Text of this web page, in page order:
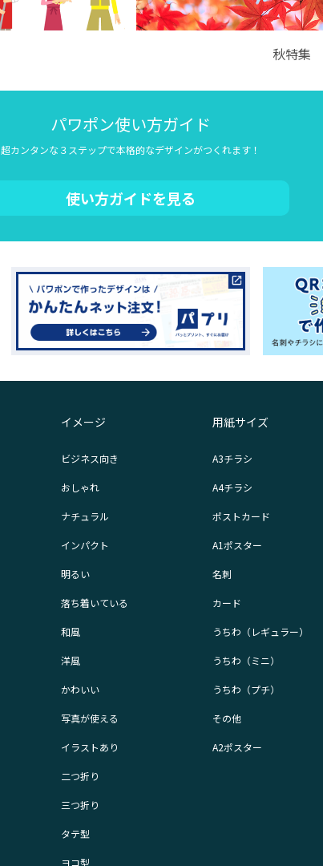
秋特集
パワポン使い方ガイド
超カンタンな３ステップで本格的なデザインがつくれます！
使い方ガイドを見る
イメージ
ビジネス向き
おしゃれ
ナチュラル
インパクト
明るい
落ち着いている
和風
洋風
かわいい
写真が使える
イラストあり
二つ折り
三つ折り
タテ型
ヨコ型
用紙サイズ
A3チラシ
A4チラシ
ポストカード
A1ポスター
名刺
カード
うちわ（レギュラー）
うちわ（ミニ）
うちわ（プチ）
その他
A2ポスター